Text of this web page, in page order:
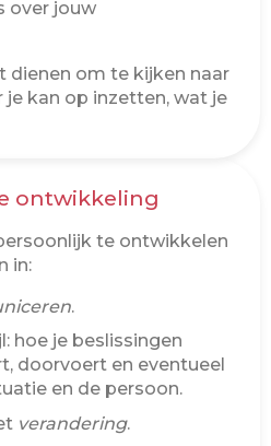
over jouw
dienen om te kijken naar
je kan op inzetten, wat je
ontwikkeling
te ontwikkelen
in:
.
hoe je beslissingen
doorvoert en eventueel
en de persoon.
verandering.